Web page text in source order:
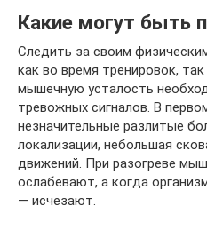
Какие могут быть
Следить за своим
как во время тренировок,
мышечную усталость
тревожных сигналов. В
незначительные разлитые
локализации, небольшая
движений. При разогреве
ослабевают, а когда
— исчезают.